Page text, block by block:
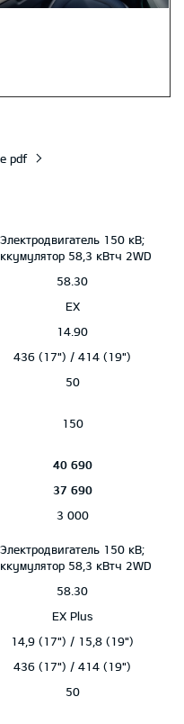
pdf
Электродвигатель 150 кВ;
58,3 кВтч 2WD
58.30
EX
14.90
436 (17") / 414 (19")
50
150
40 690
37 690
3 000
Электродвигатель 150 кВ;
58,3 кВтч 2WD
58.30
EX Plus
14,9 (17") / 15,8 (19")
436 (17") / 414 (19")
50